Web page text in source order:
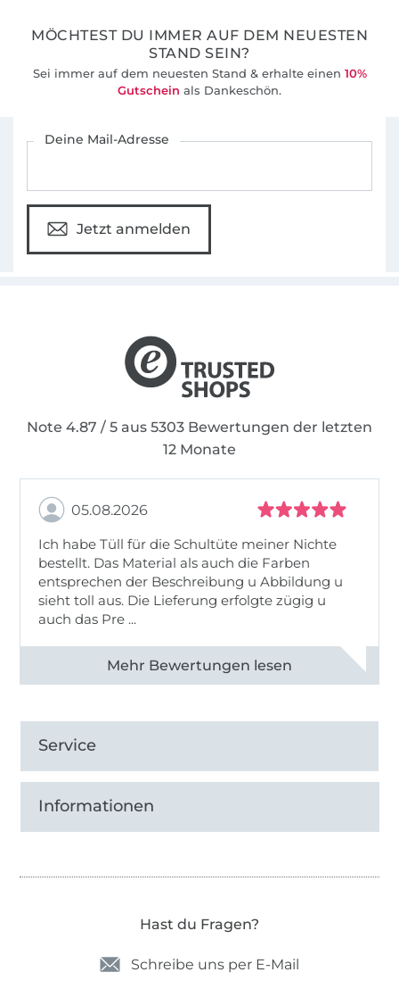
MÖCHTEST DU IMMER AUF DEM NEUESTEN
STAND SEIN?
Sei immer auf dem neuesten Stand & erhalte einen 10%
Gutschein als Dankeschön.
Deine Mail-Adresse
Jetzt anmelden
Note 4.87 / 5 aus 5303 Bewertungen der letzten
12 Monate
05.08.2026
Ich habe Tüll für die Schultüte meiner Nichte
bestellt. Das Material als auch die Farben
entsprechen der Beschreibung u Abbildung u
sieht toll aus. Die Lieferung erfolgte zügig u
auch das Pre ...
Alle 82950 Bewertungen ansehen
Service
Informationen
Hast du Fragen?
Schreibe uns per E-Mail